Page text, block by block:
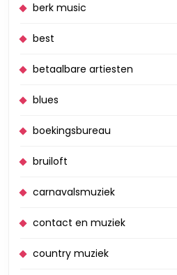
berk music
best
betaalbare artiesten
blues
boekingsbureau
bruiloft
carnavalsmuziek
contact en muziek
country muziek